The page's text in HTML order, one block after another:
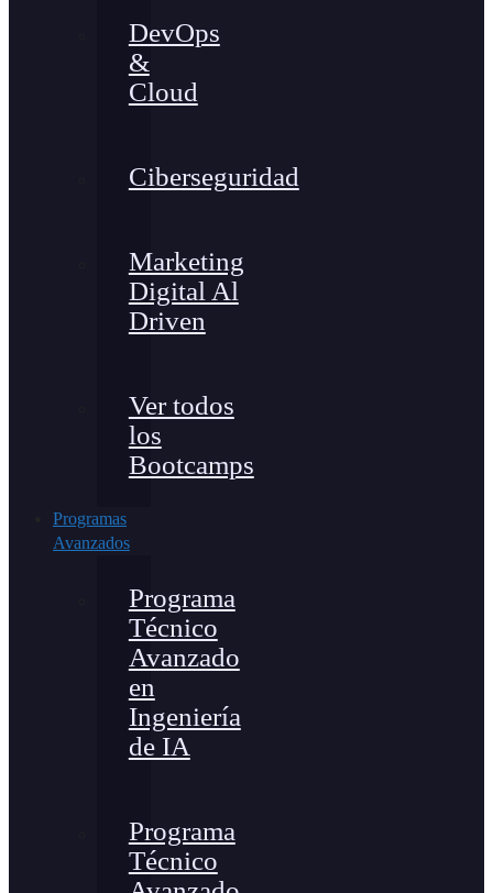
DevOps
&
Cloud
Ciberseguridad
Marketing
Digital Al
Driven
Ver todos
los
Bootcamps
Programas
Avanzados
Programa
Técnico
Avanzado
en
Ingeniería
de IA
Programa
Técnico